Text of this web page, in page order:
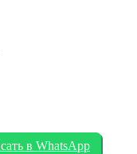
в WhatsApp